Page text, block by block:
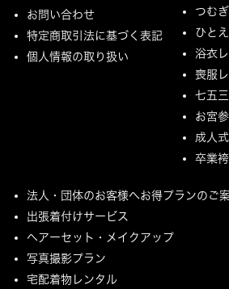
お問い合わせ
特定商取引法に基づく表記
個人情報の取り扱い
つむ
ひと
浴衣
喪服
七五
お宮
成人式
卒業
法人・団体のお客様へお得プランのご
出張着付けサービス
ヘアーセット・メイクアップ
写真撮影プラン
宅配着物レンタル